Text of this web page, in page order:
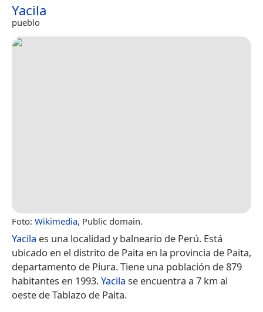
Yacila
pueblo
Foto: Wikimedia, Public domain.
Yacila es una localidad y balneario de Perú. Está
ubicado en el distrito de Paita en la provincia de Paita,
departamento de Piura.​​​ Tiene una población de 879
habitantes en 1993.Yacila se encuentra a 7 km al
oeste de Tablazo de Paita.